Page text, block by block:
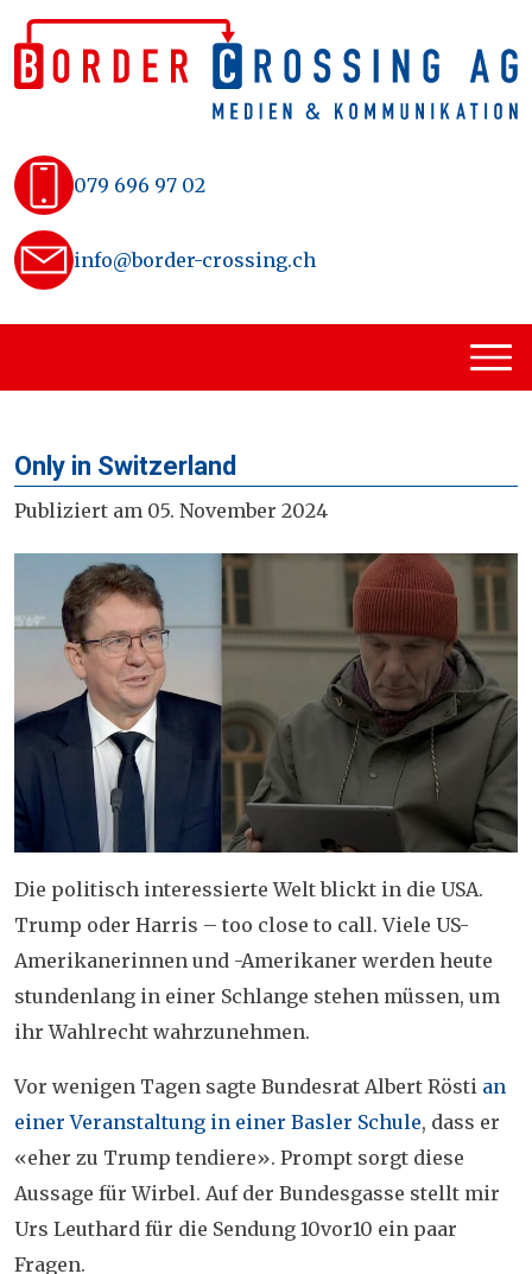
Skip
to
content
079 696 97 02
info@border-crossing.ch
Only in Switzerland
Publiziert am 05. November 2024
Die politisch interessierte Welt blickt in die USA.
Trump oder Harris – too close to call. Viele US-
Amerikanerinnen und -Amerikaner werden heute
stundenlang in einer Schlange stehen müssen, um
ihr Wahlrecht wahrzunehmen.
Vor wenigen Tagen sagte Bundesrat Albert Rösti an
einer Veranstaltung in einer Basler Schule, dass er
«eher zu Trump tendiere». Prompt sorgt diese
Aussage für Wirbel. Auf der Bundesgasse stellt mir
Urs Leuthard für die Sendung 10vor10 ein paar
Fragen.